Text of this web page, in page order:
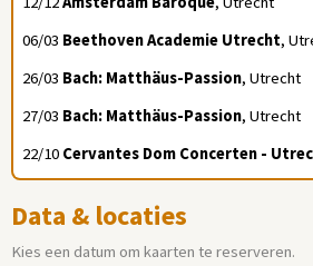
06/03 Beethoven Academie Utrecht,
26/03 Bach: Matthäus-Passion, Utrecht
27/03 Bach: Matthäus-Passion, Utrecht
22/10 Cervantes Dom Concerten -
Data & locaties
Kies een datum om kaarten te reserveren.